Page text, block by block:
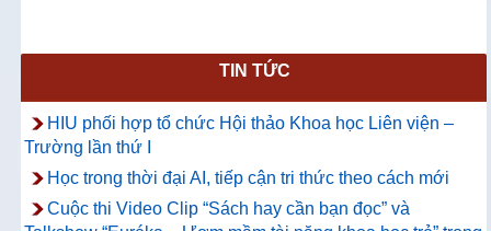
TIN TỨC
HIU phối hợp tổ chức Hội thảo Khoa học Liên viện –
Trường lần thứ I
Học trong thời đại AI, tiếp cận tri thức theo cách mới
Cuộc thi Video Clip “Sách hay cần bạn đọc” và